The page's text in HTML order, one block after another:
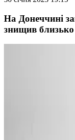
На Донеччині
знищив близько